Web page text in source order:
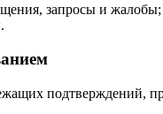
запросы и
подтверждений,